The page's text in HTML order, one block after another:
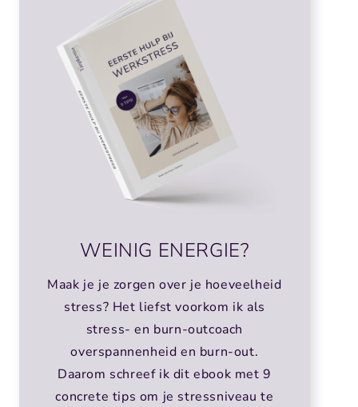
WEINIG ENERGIE?
Maak je je zorgen over je hoeveelheid
stress? Het liefst voorkom ik als
stress- en burn-outcoach
overspannenheid en burn-out.
Daarom schreef ik dit ebook met 9
concrete tips om je stressniveau te